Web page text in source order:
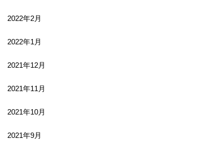
2022年2月
2022年1月
2021年12月
2021年11月
2021年10月
2021年9月